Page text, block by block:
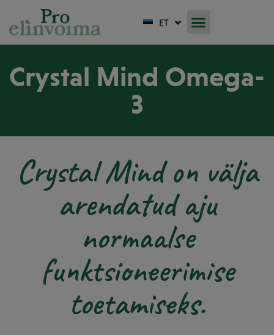
ET
FI
Crystal Mind Omega-
3
Crystal Mind on välja
arendatud aju
normaalse
funktsioneerimise
toetamiseks.